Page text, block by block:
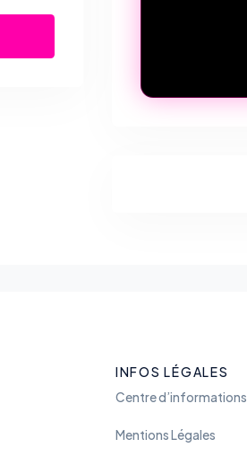
INFOS LÉGALES
Centre d’informations
Mentions Légales